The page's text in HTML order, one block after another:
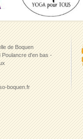
de Boquen
d'en bas -
boquen.fr